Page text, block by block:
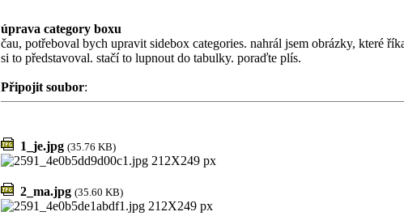
úprava category boxu
čau, potřeboval bych upravit sidebox categories. nahrál jsem obrázky, které
si to představoval. stačí to lupnout do tabulky. poraďte plís.
Připojit soubor:
1_je.jpg (35.76 KB)
2_ma.jpg (35.60 KB)